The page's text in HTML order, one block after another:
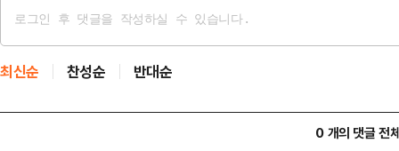
최신순 찬성순 반대순
0 개의 댓글 전